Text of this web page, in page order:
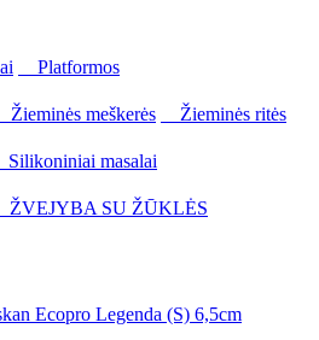
Platformos
Žieminės meškerės
Žieminės ritės
Silikoniniai masalai
ŽVEJYBA SU ŽŪKLĖS
Ecopro Legenda (S) 6,5cm